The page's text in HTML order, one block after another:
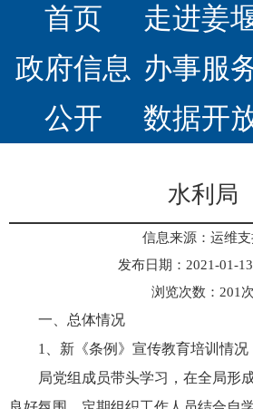
首页 走进姜
政府信息
公开
办事服
数据开
水利局
信息来源：运维
发布日期：2021-01-
浏览次数： 201 次
一、总体情况
1、新《条例》宣传教育培训情况
局党组成员带头学习，在全局形